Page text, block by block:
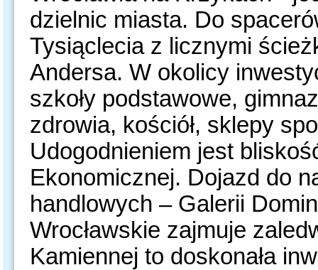
dzielnic miasta. Do
Tysiąclecia z licznymi
Andersa. W okolicy
szkoły podstawowe,
zdrowia, kościół, sklepy
Udogodnieniem jest
Ekonomicznej. Dojazd do
handlowych – Galerii
Wrocławskie zajmuje
Kamiennej to doskonała